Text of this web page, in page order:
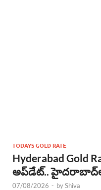
TODAYS GOLD RATE
Hyderabad Gold
అప్‌డేట్.. హైదరాబాద్‌లో
07/08/2026 - byShiva